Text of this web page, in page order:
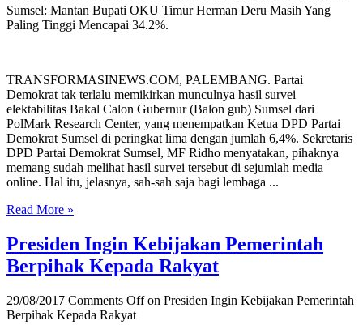
Sumsel: Mantan Bupati OKU Timur Herman Deru Masih Yang
Paling Tinggi Mencapai 34.2%.
TRANSFORMASINEWS.COM, PALEMBANG. Partai
Demokrat tak terlalu memikirkan munculnya hasil survei
elektabilitas Bakal Calon Gubernur (Balon gub) Sumsel dari
PolMark Research Center, yang menempatkan Ketua DPD Partai
Demokrat Sumsel di peringkat lima dengan jumlah 6,4%. Sekretaris
DPD Partai Demokrat Sumsel, MF Ridho menyatakan, pihaknya
memang sudah melihat hasil survei tersebut di sejumlah media
online. Hal itu, jelasnya, sah-sah saja bagi lembaga ...
Read More »
Presiden Ingin Kebijakan Pemerintah
Berpihak Kepada Rakyat
29/08/2017 Comments Offon Presiden Ingin Kebijakan Pemerintah
Berpihak Kepada Rakyat